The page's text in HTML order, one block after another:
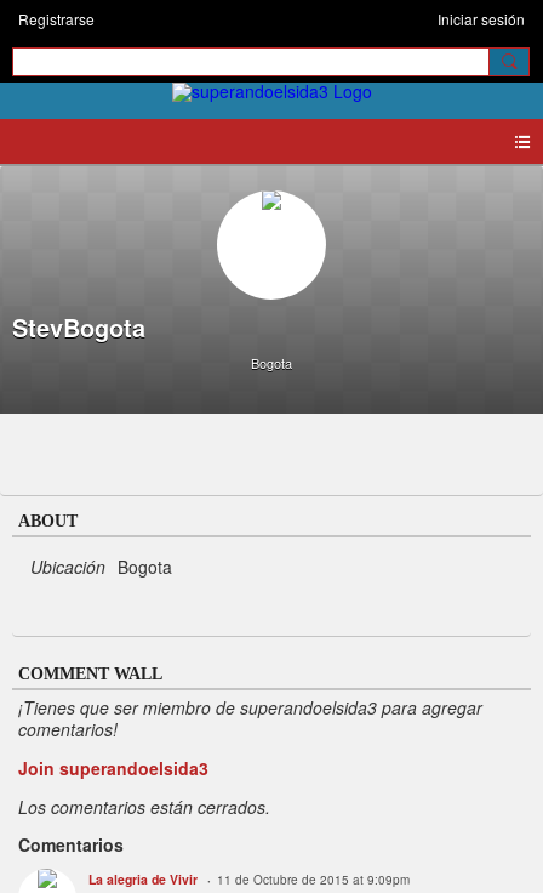
Registrarse Iniciar sesión
StevBogota
Bogota
ABOUT
Ubicación Bogota
COMMENT WALL
¡Tienes que ser miembro de superandoelsida3 para agregar
comentarios!
Join superandoelsida3
Los comentarios están cerrados.
Comentarios
La alegria de Vivir 11 de Octubre de 2015 at 9:09pm